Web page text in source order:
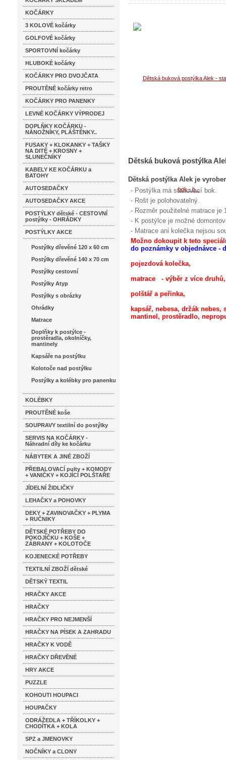
KOČÁRKY
3 KOLOVÉ kočárky
GOLFOVÉ kočárky
SPORTOVNÍ kočárky
HLUBOKÉ kočárky
KOČÁRKY PRO DVOJČATA
PROUTĚNÉ kočárky retro
KOČÁRKY PRO PANENKY
LEVNÉ KOČÁRKY VÝPRODEJ
DOPLŇKY KOČÁRKU -
NÁNOŽNÍKY, PLÁŠTĚNKY..
FUSAKY + KLOKANKY + TAŠKY
NA DITĚ + KROSNY +
SLUNEČNÍKY
KABELY KE KOČÁRKU a
BATOHY
AUTOSEDAČKY
AUTOSEDAČKY AKCE
POSTÝLKY dětské - CESTOVNÍ
postýlky - OHRÁDKY
POSTÝLKY AKCE
Postýlky dřevěné 120 x 60 cm
Postýlky dřevěné 140 x 70 cm
Postýlky cestovní
Postýlky Atyp
Postýlky s obrázky
Ohrádky
Matrace
Doplňky k postýlce -
prostěradla, okolníčky,
mantinely
Kapsáře na postýlku
Kolotoče nad postýlku
Postýlky a kolébky pro panenku
KOLÉBKY
PROUTĚNÉ koše
SOUPRAVY textilní do postýlky
SERVIS NA KOČÁRKY -
Náhradní díly ke kočárku
NÁBYTEK A JINÉ ZBOŽÍ
PŘEBALOVACÍ pulty + KOMODY
+ VANIČKY + KOJÍCÍ POLŠTAŘE
JÍDELNÍ ŽIDLIČKY
LEHAČKY a POHOVKY
DEKY + ZAVINOVAČKY + PLYMA
+ RUČNIKY
DĚTSKÉ POTŘEBY DO
POKOJÍČKU + KOŠE +
ZÁBRANY + KOLOTOČE
KOJENECKÉ POTŘEBY
TEXTILNÍ ZBOŽÍ dětské
DĚTSKÝ TEXTIL
HRAČKY AKCE
HRAČKY
HRAČKY PRO NEJMENŠÍ
HRAČKY NA PÍSEK A ZAHRADU
HRAČKY K VODĚ
HRAČKY DŘEVĚNÉ
HRY AKCE
PUZZLE
KOHOUTI HOUPACI
HOUPAČKY
ODRÁŽEDLA + TŘÍKOLKY +
CHODÍTKA + KOLA
SPZ a JMENOVKY
NOČNÍKY a CLONY
Dětská buková postýlka
Dětská postýlka Alek je
- Postýlka má stahovací bok.
- Rošt je polohovatelný.
- Rozměr použitelné matrace je
- K postýlce je možné
- Matrace ani kolečka nejsou
Možno dokoupit k teto
do poznámky v objednávce -
pojezdová kolečka,
matrace - výběr z více druhů,
polštář a peřinka,
kapsář, nebesa, držák
mantinel, prostěradlo,